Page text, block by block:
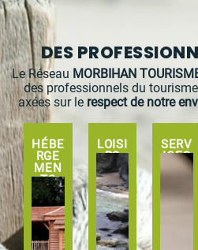
DES
Le Réseau MORBIHAN
des professionnels du
axées sur le respect de notre
HÉBE
RGE
MEN
TS
LOISI
RS
SERV
ICES